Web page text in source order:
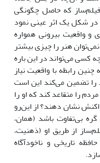
که حاصل چگونگی
شکل یک اثر عینی نمود
و واقعیت بیرونی همواره
هنر را چیزی بیشتر
کسی می‌تواند در این باره
رابطه با واقعیت نیاز
را تضمین می‌کند این است
را متقاعد کند که او را
نشان دهند؟ از این‌رو
بی‌تفاوت باشد (همان،
از طریق او (ذهنیت،
تاریخی و ناخودآگاه